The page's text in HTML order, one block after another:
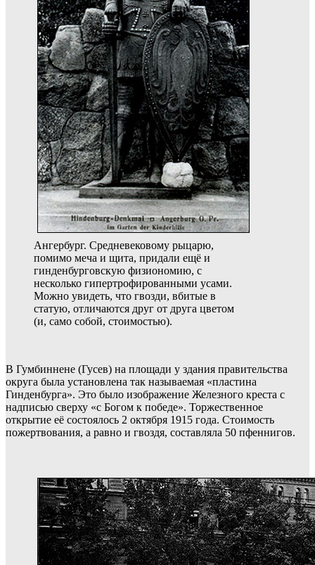
Ангербург. Средневековому рыцарю,
помимо меча и щита, придали ещё и
гинденбурговскую физиономию, с
несколько гипертрофированными усами.
Можно увидеть, что гвозди, вбитые в
статую, отличаются друг от друга цветом
(и, само собой, стоимостью).
В Гумбиннене (Гусев) на площади у здания правительства
округа была установлена так называемая «пластина
Гинденбурга». Это было изображение Железного креста с
надписью сверху «с Богом к победе». Торжественное
открытие её состоялось 2 октября 1915 года. Стоимость
пожертвования, а равно и гвоздя, составляла 50 пфеннигов.